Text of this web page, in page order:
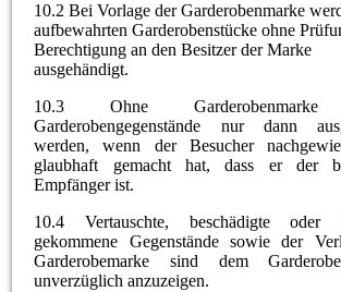
10.2 Bei Vorlage der Garderobenmarke
aufbewahrten Garderobenstücke ohne
Berechtigung an den Besitzer der Marke
ausgehändigt.
10.3 Ohne Garderobenmarke
Garderobengegenstände nur dann
werden, wenn der Besucher
glaubhaft gemacht hat, dass er der
Empfänger ist.
10.4 Vertauschte, beschädigte oder
gekommene Gegenstände sowie der
Garderobemarke sind dem
unverzüglich anzuzeigen.